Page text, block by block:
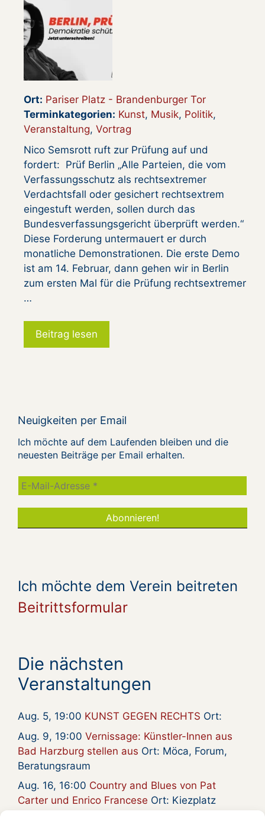
Ort: Pariser Platz - Brandenburger Tor
Terminkategorien: Kunst, Musik, Politik,
Veranstaltung, Vortrag
Nico Semsrott ruft zur Prüfung auf und
fordert: Prüf Berlin „Alle Parteien, die vom
Verfassungsschutz als rechtsextremer
Verdachtsfall oder gesichert rechtsextrem
eingestuft werden, sollen durch das
Bundesverfassungsgericht überprüft werden.“
Diese Forderung untermauert er durch
monatliche Demonstrationen. Die erste Demo
ist am 14. Februar, dann gehen wir in Berlin
zum ersten Mal für die Prüfung rechtsextremer
…
Beitrag lesen
Neuigkeiten per Email
Ich möchte auf dem Laufenden bleiben und die
neuesten Beiträge per Email erhalten.
Ich möchte dem Verein beitreten
Beitrittsformular
Die nächsten
Veranstaltungen
Aug. 5, 19:00 KUNST GEGEN RECHTS Ort:
Aug. 9, 19:00 Vernissage: Künstler-Innen aus
Bad Harzburg stellen aus Ort: Möca, Forum,
Beratungsraum
Aug. 16, 16:00 Country and Blues von Pat
Carter und Enrico Francese Ort: Kiezplatz